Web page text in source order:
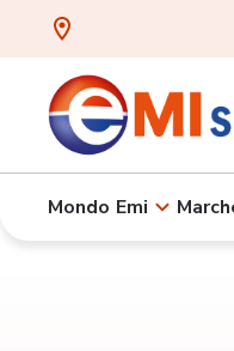
Mondo Emi